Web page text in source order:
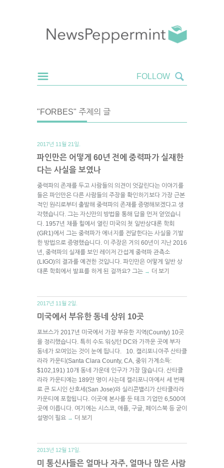
"FORBES" 주제의 글
2017년 11월 21일.
파인만은 어떻게 60년 전에 중력파가 실재한
다는 사실을 보였나
중력파의 존재를 두고 사람들의 의견이 엇갈린다는 이야기를
들은 파인만은 다른 사람들의 주장을 확인하기보다 가장 근본
적인 원리로부터 출발해 중력파의 존재를 증명해보겠다고 생
각했습니다. 그는 자신만의 방법을 통해 답을 먼저 얻었습니
다. 1957년 채플 힐에서 열린 미국의 첫 일반상대론 학회
(GR1)에서 그는 중력파가 에너지를 전달한다는 사실을 기발
한 방법으로 증명했습니다. 이 주장은 거의 60년이 지난 2016
년, 중력파의 실재를 보인 레이저 간섭계 중력파 관측소
(LIGO)의 결과를 예견한 것입니다. 파인만은 어떻게 일반 상
대론 학회에서 발표를 하게 된 걸까요? 그는 → 더 보기
2017년 11월 2일.
미국에서 부유한 동네 상위 10곳
포브스가 2017년 미국에서 가장 부유한 지역(County) 10곳
을 정리했습니다. 특히 수도 워싱턴 DC와 가까운 곳에 부자
동네가 모여있는 것이 눈에 띕니다. 10. 캘리포니아주 산타클
라라 카운티(Santa Clara County, CA, 중위 가계소득:
$102,191) 10개 동네 가운데 인구가 가장 많습니다. 산타클
라라 카운티에는 189만 명이 사는데 캘리포니아에서 세 번째
로 큰 도시인 산호세(San Jose)와 실리콘밸리가 산타클라라
카운티에 포함됩니다. 이곳에 본사를 둔 테크 기업만 6,500여
곳에 이릅니다. 여기에는 시스코, 애플, 구글, 페이스북 등 굳이
설명이 필요 → 더 보기
2013년 12월 17일.
미 통신사들은 얼마나 자주, 얼마나 많은 사람